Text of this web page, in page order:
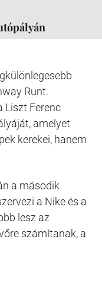
Runt.
Liszt Ferenc
amelyet
kerekei, hanem
a második
a Nike és a
lesz az
számítanak, a